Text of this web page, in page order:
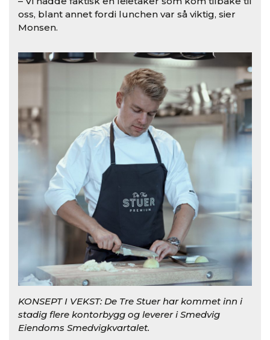
oss, blant annet fordi lunchen var så viktig, sier
Monsen.
KONSEPT I VEKST: De Tre Stuer har kommet inn i
stadig flere kontorbygg og leverer i Smedvig
Eiendoms Smedvigkvartalet.